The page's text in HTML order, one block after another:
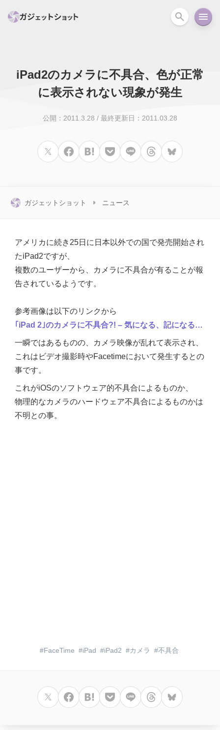
すべて スマホ PC関連 カメラ ウェアラ
ニュース オーディオ 周辺機器
iPad2のカメラに不具合、色が正常
に表示されない現象が発生
公開：2011.3.28 / 最終更新日：2011.03.28
ガジェットショット ニュース
アメリカに続き25日に日本以外での国で発売開始され
たiPad2ですが、
複数のユーザーから、カメラに不具合が有ることが報
告されているようです。
参考画像は以下のリンクから
｢iPad 2｣のカメラに不具合?! – 気になる、記になる…
一瞬ではあるものの、カメラ映像が乱れて表示され、
これはビデオ撮影時やFacetimeにおいて発生するとの
事です。
これがiOSのソフトウェア的不具合によるものか、
物理的なカメラのハードウェア不具合によるものかは
不明との事。
FaceTime iPad iPad2 カメラ 不具合